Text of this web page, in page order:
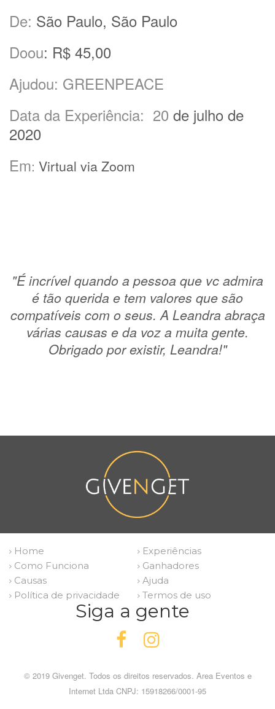
De: São Paulo, São Paulo
Doou: R$ 45,00
Ajudou: GREENPEACE
Data da Experiência: 20 de julho de
2020
Em: Virtual via Zoom
"É incrível quando a pessoa que vc admira
é tão querida e tem valores que são
compatíveis com o seus. A Leandra abraça
várias causas e da voz a muita gente.
Obrigado por existir, Leandra!"
Home
Experiências
Como Funciona
Ganhadores
Causas
Ajuda
Política de privacidade
Termos de uso
Siga a gente
© 2019 Givenget. Todos os direitos reservados. Area Eventos e
Internet Ltda CNPJ: 15918266/0001-95